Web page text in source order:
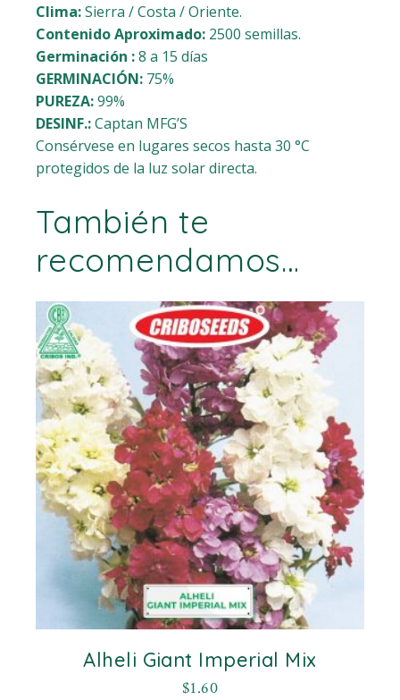
Clima:Sierra / Costa / Oriente.
Contenido Aproximado: 2500 semillas.
Germinación :8 a 15 días
GERMINACIÓN: 75%
PUREZA:99%
DESINF.:Captan MFG’S
Consérvese en lugares secos hasta 30 °C
protegidos de la luz solar directa.
También te
recomendamos…
Alheli Giant Imperial Mix
$1.60